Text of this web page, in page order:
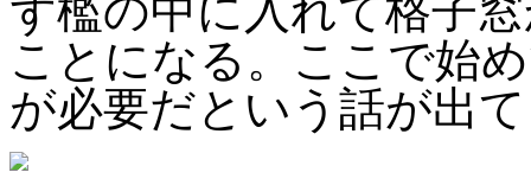
ず檻の中に入れて格子
ことになる。ここで始
が必要だという話が出